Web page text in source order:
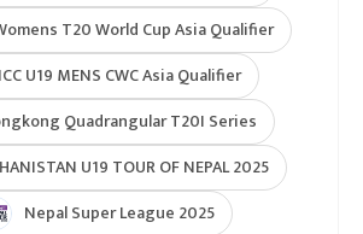
T20 World Cup Asia Qualifier
ICC U19 MENS CWC Asia Qualifier
Quadrangular T20I Series
U19 TOUR OF NEPAL 2025
Nepal Super League 2025